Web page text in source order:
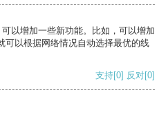
以增加一些新功能。比如，可以增加
可以根据网络情况自动选择最优的线
支持[0] 反对[0]